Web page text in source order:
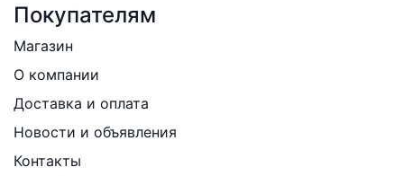
Покупателям
Магазин
О компании
Доставка и оплата
Новости и объявления
Контакты